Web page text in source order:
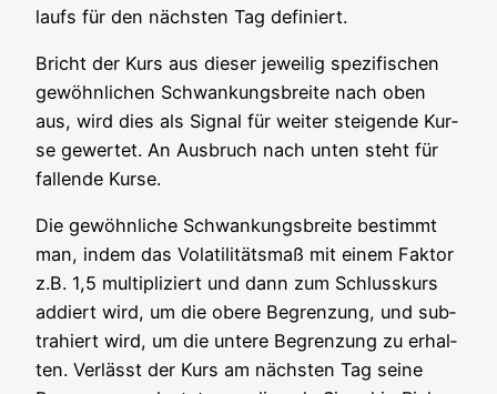
laufs für den nächs­ten Tag definiert.
Bricht der Kurs aus die­ser jewei­lig spe­zi­fi­schen
gewöhn­li­chen Schwan­kungs­brei­te nach oben
aus, wird dies als Signal für wei­ter stei­gen­de Kur­
se gewer­tet. An Aus­bruch nach unten steht für
fal­len­de Kurse.
Die gewöhn­li­che Schwan­kungs­brei­te bestimmt
man, indem das Vola­ti­li­täts­maß mit einem Fak­tor
z.B. 1,5 mul­ti­pli­ziert und dann zum Schluss­kurs
addiert wird, um die obe­re Begren­zung, und sub­
tra­hiert wird, um die unte­re Begren­zung zu erhal­
ten. Ver­lässt der Kurs am nächs­ten Tag sei­ne